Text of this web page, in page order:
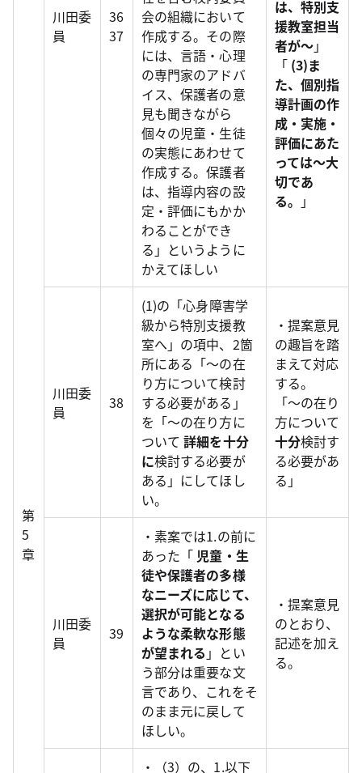
第
5
章
川田委
員
36
37
会の組織において
作成する。その際
には、言語・心理
の専門家のアドバ
イス、保護者の意
見も聞きながら
個々の児童・生徒
の実態にあわせて
作成する。保護者
は、指導内容の設
定・評価にもかか
わることができ
る」というように
かえてほしい
は、特別支
援教室担当
者が～」
「 (3)ま
た、個別指
導計画の作
成・実施・
評価にあた
っては～大
切であ
る。 」
川田委
員
38
(1)の「心身障害学
級から特別支援教
室へ」の項中、2箇
所にある「～の在
り方について検討
する必要がある」
を「～の在り方に
ついて詳細を十分
に検討する必要が
ある」にしてほし
い。
・提案意見
の趣旨を踏
まえて対応
する。
「～の在り
方について
十分検討す
る必要があ
る」
川田委
員
39
・素案では1.の前に
あった「 児童・生
徒や保護者の多様
なニーズに応じて、
選択が可能となる
ような柔軟な形態
が望まれる 」とい
う部分は重要な文
言であり、これをそ
のまま元に戻して
ほしい。
・提案意見
のとおり、
記述を加え
る。
・（3）の、1.以下